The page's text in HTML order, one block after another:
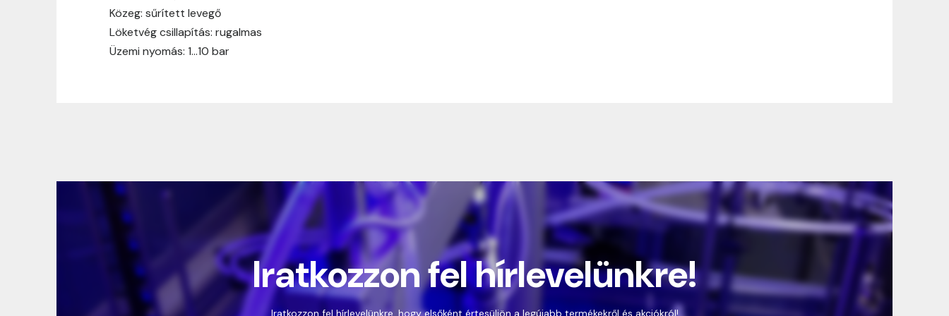
Közeg: sűrített levegő
Löketvég csillapítás: rugalmas
Üzemi nyomás: 1…10 bar
Iratkozzon fel hírlevelünkre!
Iratkozzon fel hírlevelünkre, hogy elsőként értesüljön a legújabb termékekről és akciókról!